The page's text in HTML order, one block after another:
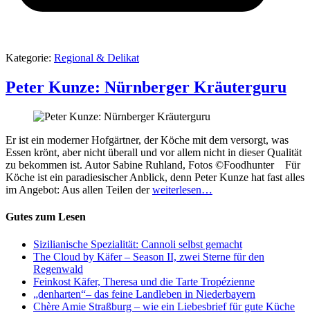
Kategorie: Regional & Delikat
Peter Kunze: Nürnberger Kräuterguru
Er ist ein moderner Hofgärtner, der Köche mit dem versorgt, was
Essen krönt, aber nicht überall und vor allem nicht in dieser Qualität
zu bekommen ist. Autor Sabine Ruhland, Fotos ©Foodhunter Für
Köche ist ein paradiesischer Anblick, denn Peter Kunze hat fast alles
im Angebot: Aus allen Teilen derweiterlesen…
Gutes zum Lesen
Sizilianische Spezialität: Cannoli selbst gemacht
The Cloud by Käfer – Season II, zwei Sterne für den
Regenwald
Feinkost Käfer, Theresa und die Tarte Tropézienne
„denharten“– das feine Landleben in Niederbayern
Chère Amie Straßburg – wie ein Liebesbrief für gute Küche